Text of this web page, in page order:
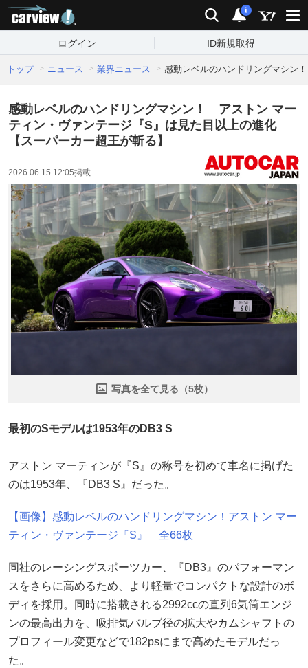
検索 通知
i
ログイン ID新規取得
トップ ニュース 業界ニュース 感動レベルのハンドリングマシン
感動レベルのハンドリングマシン！ アストン マー
ティン・ヴァンテージ『S』は見た目以上の進化
【スーパーカー超王が斬る】
2026.06.15 12:05掲載
写真を全て見る（5枚）
最初のSモデルは1953年のDB3 S
アストン マーティンが『S』の称号を初めて車名に掲げた
のは1953年、『DB3 S』だった。
【画像】感動レベルのハンドリングマシン！アストン マー
ティン・ヴァンテージ『S』 全66枚
同社のレーシングスポーツカー、『DB3』のパフォーマン
スをさらに高めるため、より軽量でコンパクトな設計のボ
ディを採用。同時に搭載される2992ccの直列6気筒エンジ
ンの最高出力を、吸排気バルブ径の拡大やカムシャフトの
プロフィール変更などで182psにまで高めたモデルだっ
た。